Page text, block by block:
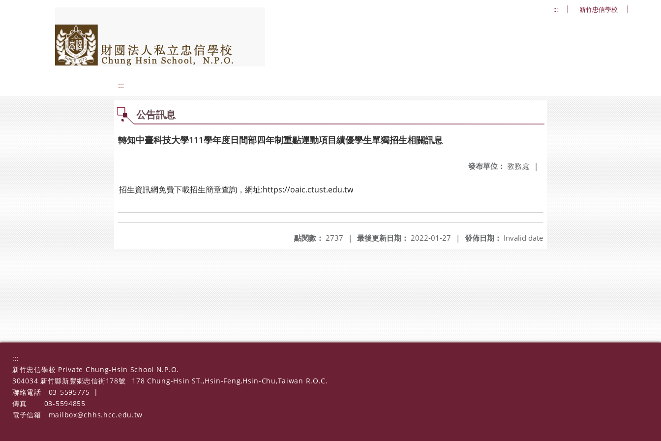
::: 新竹忠信學校
:::
公告訊息
轉知中臺科技大學111學年度日間部四年制重點運動項目績優學生單獨招生相關訊息
發布單位： 教務處 |
招生資訊網免費下載招生簡章查詢，網址:https://oaic.ctust.edu.tw
發佈日期： Invalid date
最後更新日期： 2022-01-27 |
點閱數： 2737 |
:::
新竹忠信學校 Private Chung-Hsin School N.P.O.
304034 新竹縣新豐鄉忠信街178號
178 Chung-Hsin ST.,Hsin-Feng,Hsin-Chu,Taiwan R.O.C.
聯絡電話
03-5595775
|
傳真
03-5594855
電子信箱
mailbox@chhs.hcc.edu.tw